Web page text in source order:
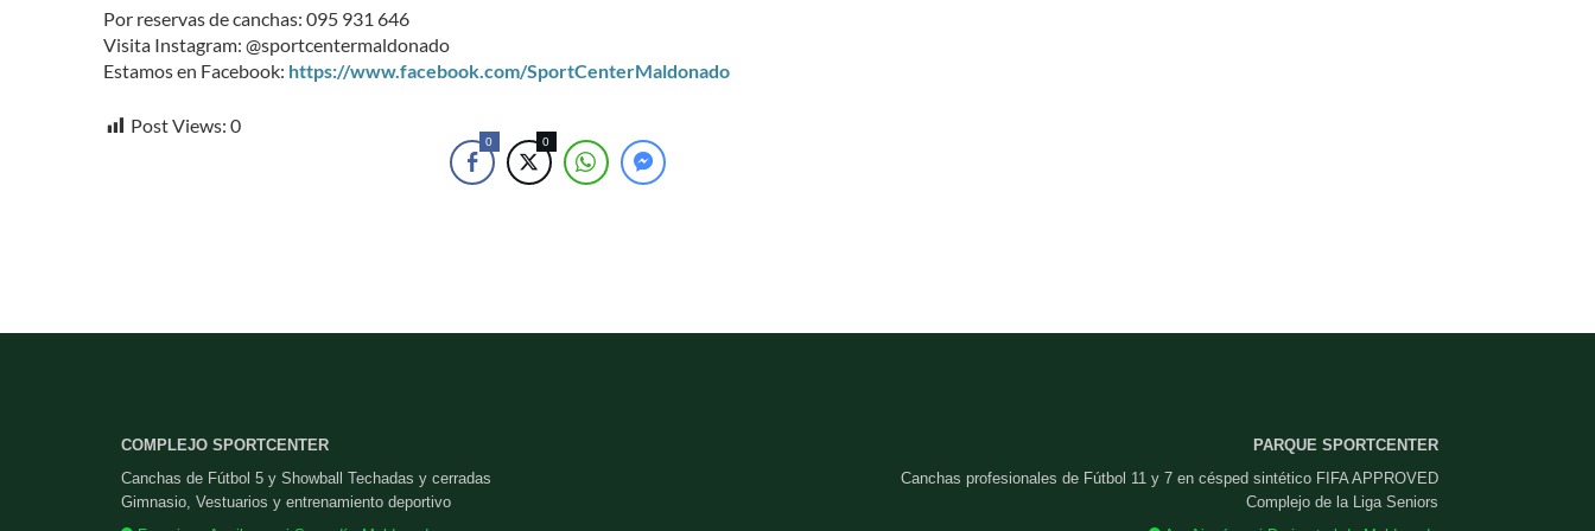
Por reservas de canchas: 095 931 646
Visita Instagram: @sportcentermaldonado
Estamos en Facebook: https://www.facebook.com/SportCenterMaldonado
Post Views: 0
0 0
COMPLEJO SPORTCENTER
Canchas de Fútbol 5 y Showball Techadas y cerradas
Gimnasio, Vestuarios y entrenamiento deportivo
PARQUE SPORTCENTER
Canchas profesionales de Fútbol 11 y 7 en césped sintético FIFA APPROVED
Complejo de la Liga Seniors